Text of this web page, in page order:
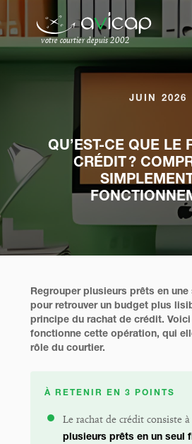
votre courtier depuis 2002
JUIN 2026
QU’EST-CE QUE LE
CRÉDIT ?
Regrouper plusieurs prêts en
pour retrouver un budget plus
principe du rachat de crédit.
fonctionne cette opération, qui
rôle du courtier.
À RETENIR EN 3 POINTS
Le rachat de crédit consiste à
plusieurs prêts en un seul